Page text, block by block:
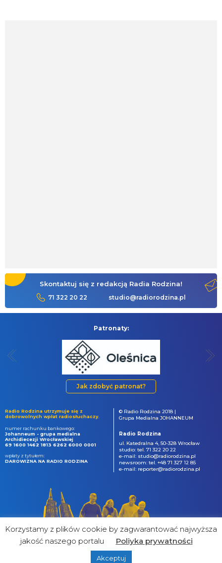
Skontaktuj się z redakcją Radia Rodzina!
71 322 20 22 studio@radiorodzina.pl
Patronaty:
Jak zdobyć patronat?
Radio Rodzina utrzymuje się z
dobrowolnych wpłat radiosłuchaczy.
numer rachunku bankowego:
Johanneum - grupa medialna
Archidiecezji Wrocławskiej
69 1600 1462 1813 6262 6000 0001
wpłaty z tytułem:
DAROWIZNA NA RADIO RODZINA
© Radio Rodzina 2018 |
Grupa Medialna JOHANNEUM
Radio Rodzina
ul. Katedralna 4, 50-328 Wrocław
studio: tel. 71 322 20 22
e-mail: studio@radiorodzina.pl
newsroom: tel. +48 71 327 12 85
e-mail: reporter@radiorodzina.pl
&
Korzystamy z plików cookie by zagwarantować najwyższa
jakość naszego portalu
Poliyka prywatności
Akceptuj